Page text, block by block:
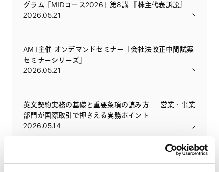
グラム「MIDコース2026」第8講 『株主代表訴訟』
2026.05.21
AMT主催 オンデマンドセミナー「会社法改正中間試案
セミナーシリーズ」
2026.05.21
英文契約実務の基礎と重要条項の読み方 ― 営業・事業
部門が国際取引で押さえる実務ポイント
2026.05.14